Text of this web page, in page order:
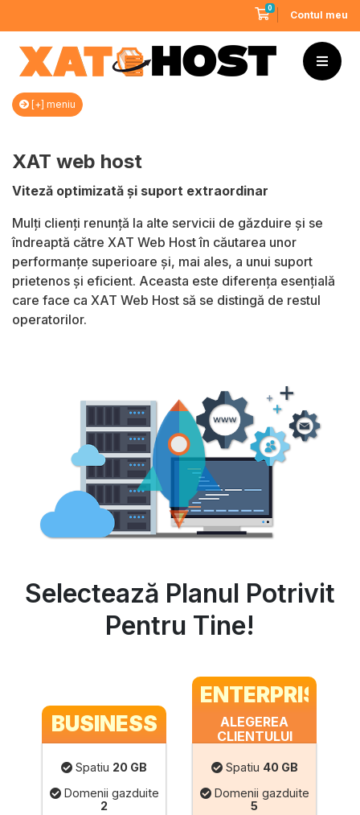
0Coș de cumpărături
Contul meu
[+] meniu
XAT web host
Viteză optimizată și suport extraordinar
Mulți clienți renunță la alte servicii de găzduire și se
îndreaptă către XAT Web Host în căutarea unor
performanțe superioare și, mai ales, a unui suport
prietenos și eficient. Aceasta este diferența esențială
care face ca XAT Web Host să se distingă de restul
operatorilor.
Selectează Planul Potrivit
Pentru Tine!
BUSINESS
Spatiu 20 GB
Domenii gazduite
2
ENTERPRISE
ALEGEREA
CLIENTULUI
Spatiu 40 GB
Domenii gazduite
5